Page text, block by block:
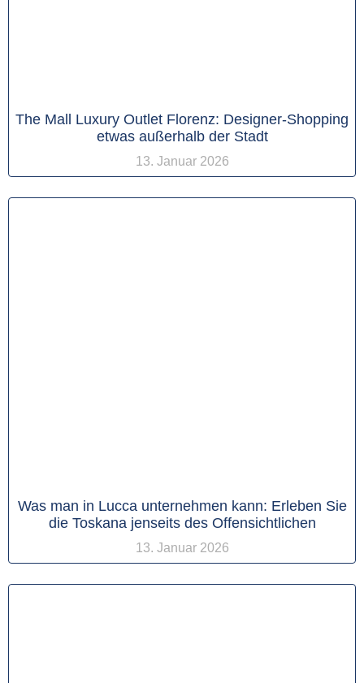
The Mall Luxury Outlet Florenz: Designer-Shopping
etwas außerhalb der Stadt
13. Januar 2026
Was man in Lucca unternehmen kann: Erleben Sie
die Toskana jenseits des Offensichtlichen
13. Januar 2026